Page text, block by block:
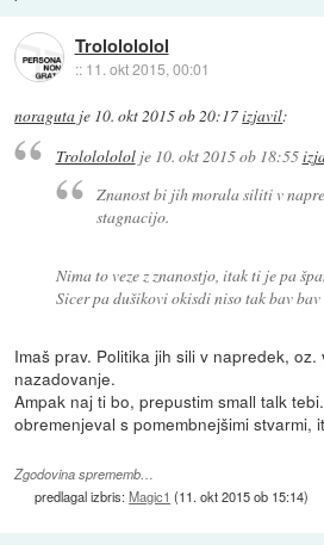
Trololololol
:: 11. okt 2015, 00:01
noraguta je 10. okt 2015 ob 20:17izjavil:
Trolololololje 10. okt 2015 ob 18:55
Znanost bi jih morala siliti v
stagnacijo.
Nima to veze z znanostjo, itak ti je pa
Sicer pa dušikovi okisdi niso tak bav
Imaš prav. Politika jih sili v napredek,
nazadovanje.
Ampak naj ti bo, prepustim small talk
obremenjeval s pomembnejšimi stvarmi,
Zgodovina sprememb…
predlagal izbris:Magic1 (11. okt 2015 ob 15:14)